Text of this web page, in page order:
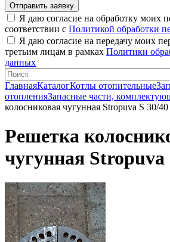
Я даю согласие на обработку моих
соответствии с Политикой обработки
Я даю согласие на передачу моих
третьим лицам в рамках Политики
данных
ГлавнаяКаталогКотлы отопительные
отопленияЗапасные части,
колосниковая чугунная Stropuva S 30/40
Решетка
чугунная Stropuva